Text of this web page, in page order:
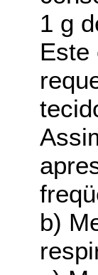
1 g
Este
b)